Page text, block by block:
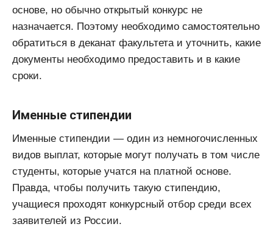
основе, но обычно открытый конкурс не
назначается. Поэтому необходимо самостоятельно
обратиться в деканат факультета и уточнить, какие
документы необходимо предоставить и в какие
сроки.
Именные стипендии
Именные стипендии — один из немногочисленных
видов выплат, которые могут получать в том числе
студенты, которые учатся на платной основе.
Правда, чтобы получить такую стипендию,
учащиеся проходят конкурсный отбор среди всех
заявителей из России.